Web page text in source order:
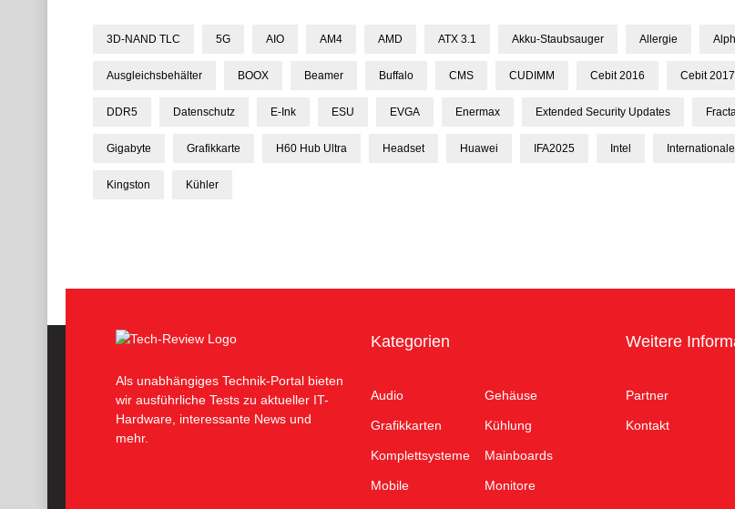
3D-NAND TLC 5G AIO AM4 AMD ATX 3.1 Akku-Staubsauger Allergie
Ausgleichsbehälter BOOX Beamer Buffalo CMS CUDIMM Cebit 2016 Cebit 2017
DDR5 Datenschutz E-Ink ESU EVGA Enermax Extended Security Updates
Gigabyte Grafikkarte H60 Hub Ultra Headset Huawei IFA2025 Intel
Kingston Kühler
Als unabhängiges Technik-Portal bieten
wir ausführliche Tests zu aktueller IT-
Hardware, interessante News und
mehr.
Kategorien
Audio Gehäuse
Grafikkarten Kühlung
Komplettsysteme Mainboards
Mobile Monitore
Weitere
Partner
Kontakt